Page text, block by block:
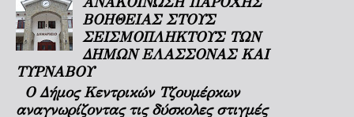
ΒΟΗΘΕΙΑΣ ΣΤΟΥΣ
ΣΕΙΣΜΟΠΛΗΚΤΟΥΣ ΤΩΝ
ΔΗΜΩΝ ΕΛΑΣΣΟΝΑΣ ΚΑΙ
ΤΥΡΝΑΒΟΥ
Ο Δήμος Κεντρικών Τζουμέρκων
αναγνωρίζοντας τις δύσκολες στιγμές